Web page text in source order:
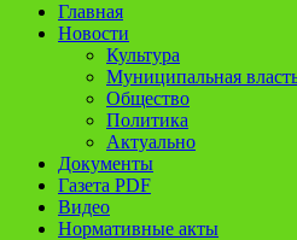
Главная
Новости
Культура
Муниципальная
Общество
Политика
Актуально
Документы
Газета PDF
Видео
Нормативные акты